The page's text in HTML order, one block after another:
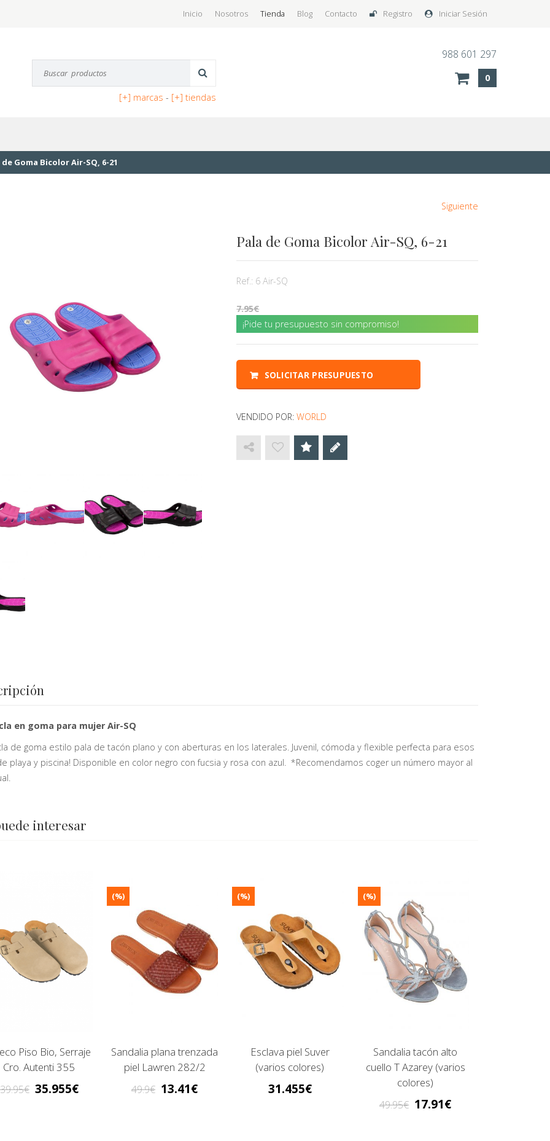
Iniciar Sesión
Registro
Inicio Nosotros Tienda Blog Contacto
988 601 297
0
[+] marcas - [+] tiendas
de Goma Bicolor Air-SQ, 6-21
Siguiente
Pala de Goma Bicolor Air-SQ, 6-21
Ref.: 6 Air-SQ
7.95
¡Pide tu presupuesto sin compromiso!
SOLICITAR PRESUPUESTO
VENDIDO POR:WORLD
en goma para mujer Air-SQ
de goma estilo pala de tacón plano y con aberturas en los laterales. Juvenil, cómoda y flexible perfecta para esos
playa y piscina! Disponible en color negro con fucsia y rosa con azul. *Recomendamos coger un número mayor al
interesar
Piso Bio, Serraje
Cro. Autenti 355
39.95 35.955
Sandalia plana trenzada
piel Lawren 282/2
(%)
49.9 13.41
Esclava piel Suver
(varios colores)
(%)
31.455
Sandalia tacón alto
cuello T Azarey (varios
colores)
(%)
49.95 17.91